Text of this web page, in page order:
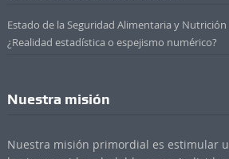
Estado de la Seguridad Alimentaria y Nutrición
¿Realidad estadística o espejismo numérico?
Nuestra misión
Nuestra misión primordial es estimular